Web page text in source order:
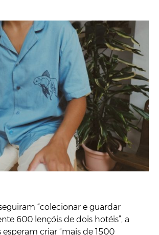
“colecionar e guardar
600 lençóis de dois hotéis”, a
criar “mais de 1500